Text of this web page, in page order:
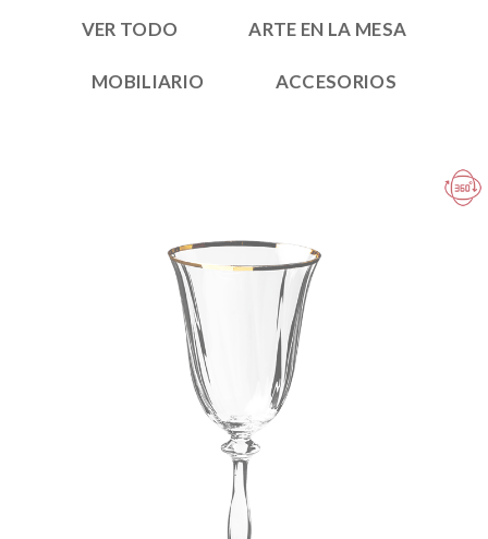
VER TODO ARTE EN LA MESA
MOBILIARIO ACCESORIOS